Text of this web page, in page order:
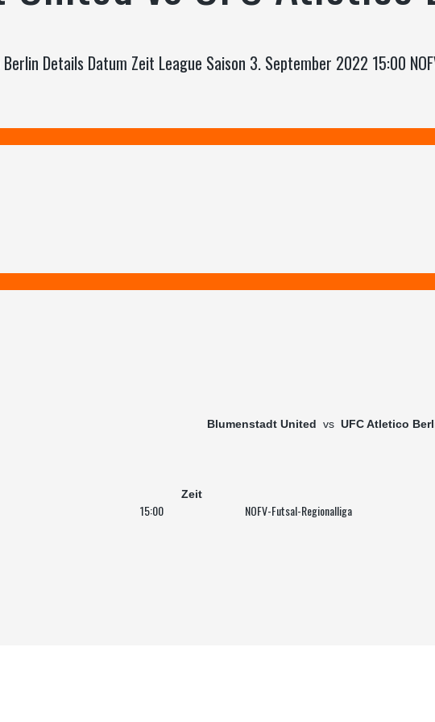
Details Datum Zeit League Saison 3. September 2022 15:00
Blumenstadt United vs UFC Atletico
Zeit
15:00 NOFV-Futsal-Regionalliga